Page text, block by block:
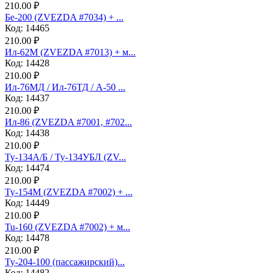
210.00 ₽
Бе-200 (ZVEZDA #7034) + ...
Код: 14465
210.00 ₽
Ил-62М (ZVEZDA #7013) + м...
Код: 14428
210.00 ₽
Ил-76МД / Ил-76ТД / А-50 ...
Код: 14437
210.00 ₽
Ил-86 (ZVEZDA #7001, #702...
Код: 14438
210.00 ₽
Ту-134А/Б / Ту-134УБЛ (ZV...
Код: 14474
210.00 ₽
Ту-154М (ZVEZDA #7002) + ...
Код: 14449
210.00 ₽
Tu-160 (ZVEZDA #7002) + м...
Код: 14478
210.00 ₽
Ту-204-100 (пассажирский)...